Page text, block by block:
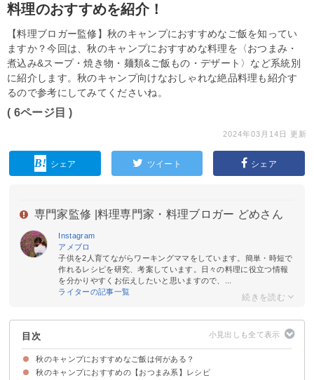
料理のおすすめを紹介！
【料理ブロガー監修】秋のキャンプにおすすめなご飯を知ってい
ますか？今回は、秋のキャンプにおすすめな料理を〈おつまみ・
煮込み&スープ・焼き物・麺類&ご飯もの・デザート〉など系統別
に紹介します。秋のキャンプ向けなおしゃれな絶品料理も紹介す
るので参考にしてみてくださいね。
( 6ページ目 )
2024年03月14日 更新
シェア ツイート シェア
専門家監修 | 料理専門家・料理ブロガー どめさん
Instagram
アメブロ
子供を2人育てながらワーキングママをしています。簡単・時短で
作れるレシピを研究、考案しています。日々の料理に役立つ情報
を分かりやすくお伝えしたいと思いますので、...
ライターの記事一覧
目次
秋のキャンプにおすすめなご飯は何がある？
秋のキャンプに使いたい旬の食材
秋のキャンプにおすすめの【おつまみ系】レシピ